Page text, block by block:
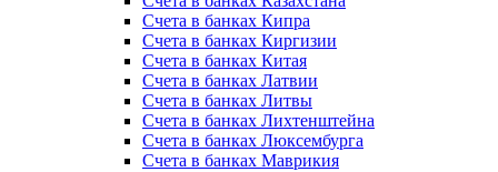
Счета в банках Кипра
Счета в банках Киргизии
Счета в банках Китая
Счета в банках Латвии
Счета в банках Литвы
Счета в банках Лихтенштейна
Счета в банках Люксембурга
Счета в банках Маврикия